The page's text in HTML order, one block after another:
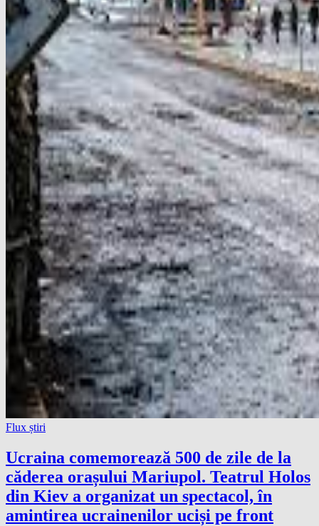
Flux știri
Ucraina comemorează 500 de zile de la
căderea orașului Mariupol. Teatrul Holos
din Kiev a organizat un spectacol, în
amintirea ucrainenilor uciși pe front